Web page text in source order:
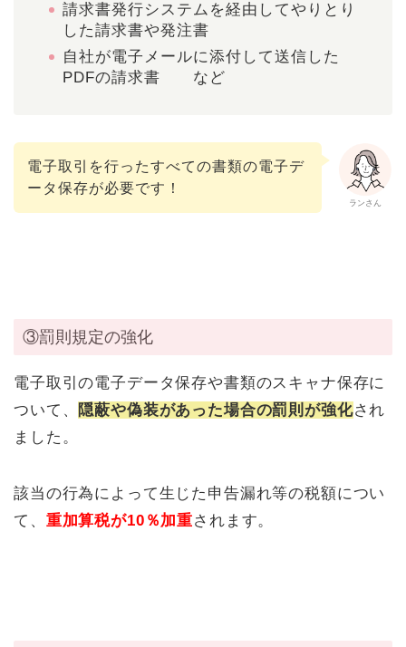
請求書発行システムを経由してやりとり
した請求書や発注書
自社が電子メールに添付して送信した
PDFの請求書 など
ランさん
電子取引を行ったすべての書類の電子デ
ータ保存が必要です！
③罰則規定の強化
電子取引の電子データ保存や書類のスキャナ保存に
ついて、 隠蔽や偽装があった場合の罰則が強化され
ました。
該当の行為によって生じた申告漏れ等の税額につい
て、 重加算税が10％加重されます。